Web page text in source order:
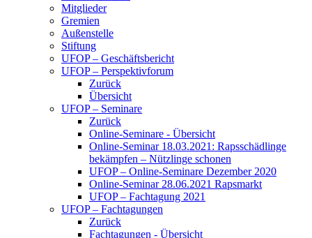
Mitglieder
Gremien
Außenstelle
Stiftung
UFOP – Geschäftsbericht
UFOP – Perspektivforum
Zurück
Übersicht
UFOP – Seminare
Zurück
Online-Seminare - Übersicht
Online-Seminar 18.03.2021: Rapsschädlinge
bekämpfen – Nützlinge schonen
UFOP – Online-Seminare Dezember 2020
Online-Seminar 28.06.2021 Rapsmarkt
UFOP – Fachtagung 2021
UFOP – Fachtagungen
Zurück
Fachtagungen - Übersicht